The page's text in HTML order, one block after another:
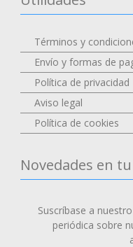
Términos y
Envío y formas de
Política de privacidad
Aviso legal
Política de cookies
Novedades en
Suscríbase a
periódica sobre